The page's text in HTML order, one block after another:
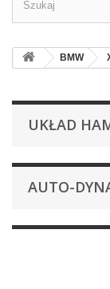
BMW
UKŁAD
AUTO-